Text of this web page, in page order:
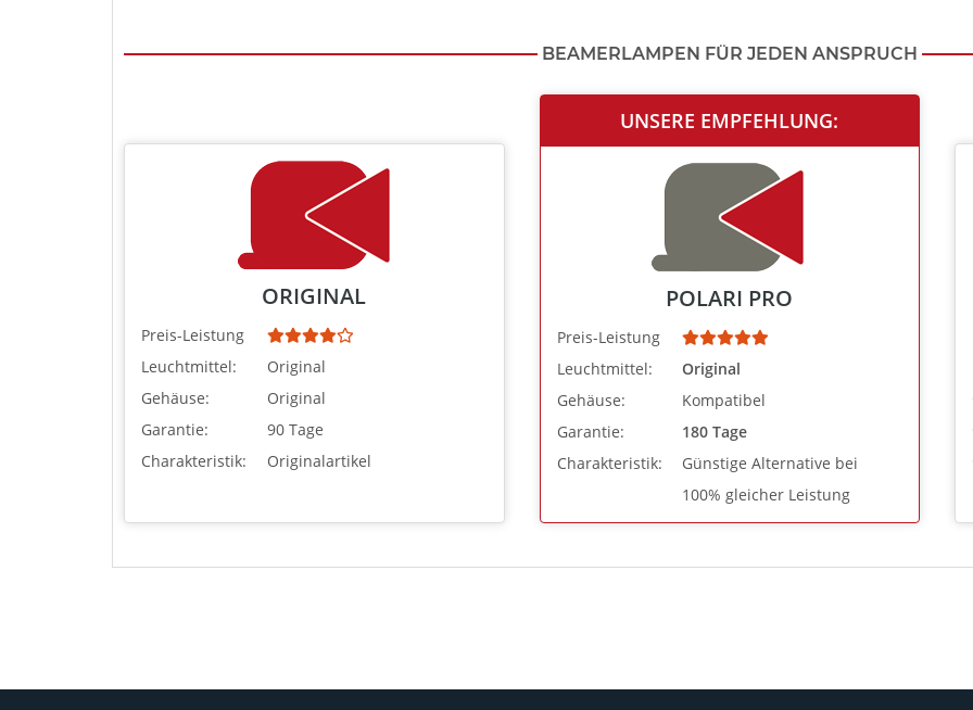
BEAMERLAMPEN FÜR JEDEN ANSPRUCH
ORIGINAL
Preis-Leistung
Leuchtmittel:
Original
Gehäuse:
Original
Garantie:
90 Tage
Charakteristik:
Originalartikel
UNSERE EMPFEHLUNG:
POLARI PRO
Preis-Leistung
Leuchtmittel:
Original
Gehäuse:
Kompatibel
Garantie:
180 Tage
Charakteristik:
Günstige Alternative bei
100% gleicher Leistung